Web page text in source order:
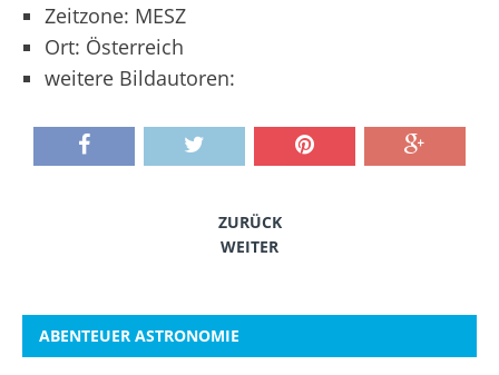
Zeitzone: MESZ
Ort: Österreich
weitere Bildautoren:
ZURÜCK
WEITER
ABENTEUER ASTRONOMIE